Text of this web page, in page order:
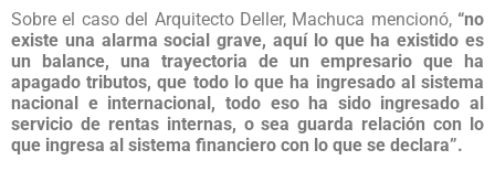
Sobre el caso del Arquitecto Deller, Machuca mencionó, “no
existe una alarma social grave, aquí lo que ha existido es
un balance, una trayectoria de un empresario que ha
apagado tributos, que todo lo que ha ingresado al sistema
nacional e internacional, todo eso ha sido ingresado al
servicio de rentas internas, o sea guarda relación con lo
que ingresa al sistema financiero con lo que se declara”.